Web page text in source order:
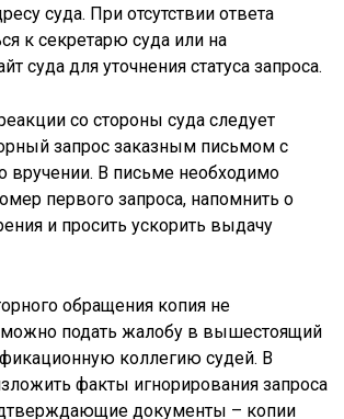
суда. При отсутствии ответа
к секретарю суда или на
суда для уточнения статуса запроса.
со стороны суда следует
запрос заказным письмом с
вручении. В письме необходимо
первого запроса, напомнить о
и просить ускорить выдачу
обращения копия не
можно подать жалобу в вышестоящий
коллегию судей. В
факты игнорирования запроса
документы – копии